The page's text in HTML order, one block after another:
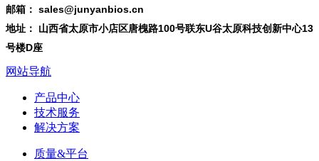
邮箱： sales@junyanbios.cn
地址： 山西省太原市小店区唐槐路100号联东U谷太原科技创新中心13
号楼D座
网站导航
产品中心
技术服务
解决方案
质量&平台